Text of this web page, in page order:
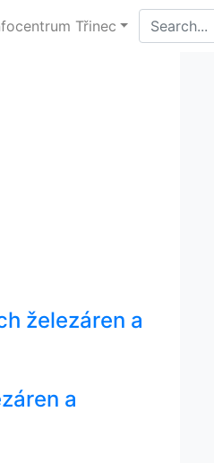
Třinec
železáren a
a